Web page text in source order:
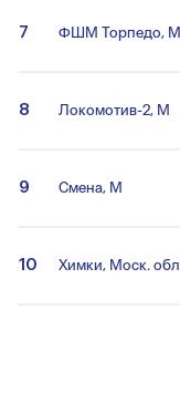
7 ФШМ Торпедо, М
8 Локомотив-2, М
9 Смена, М
10 Химки, Моск. обл